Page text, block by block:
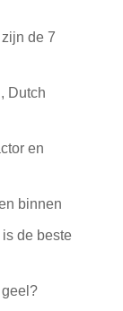
de 7
Dutch
en
binnen
de beste